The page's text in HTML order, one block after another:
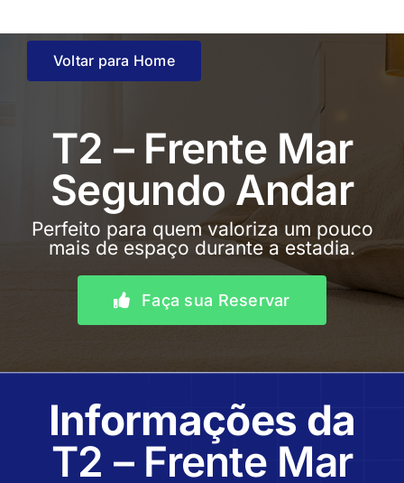
to
Voltar para Home
T2 – Frente Mar
Segundo Andar
Perfeito para quem valoriza um pouco
mais de espaço durante a estadia.
Faça sua Reservar
Informações da
T2 – Frente Mar